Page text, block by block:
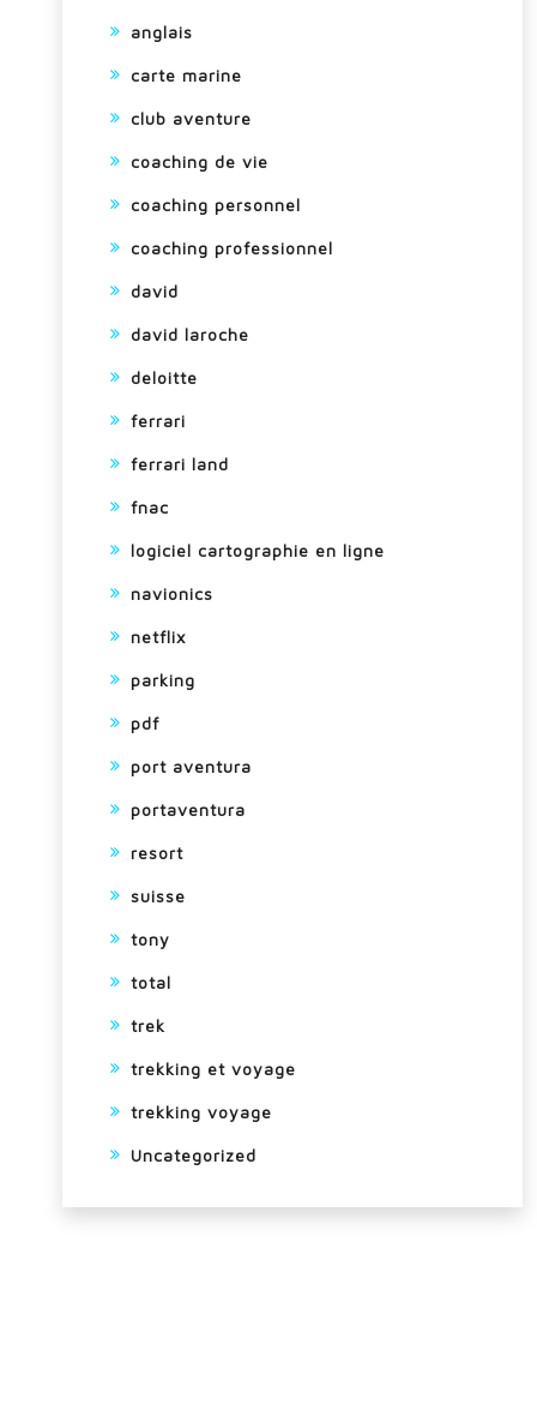
anglais
carte marine
club aventure
coaching de vie
coaching personnel
coaching professionnel
david
david laroche
deloitte
ferrari
ferrari land
fnac
logiciel cartographie en ligne
navionics
netflix
parking
pdf
port aventura
portaventura
resort
suisse
tony
total
trek
trekking et voyage
trekking voyage
Uncategorized